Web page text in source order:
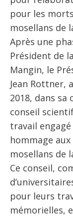
pour les
mosellans de
Après une
Président de
Mangin, le
Jean Rottner,
2018, dans
conseil
travail
hommage
mosellans de
Ce conseil,
pour leurs
mémorielles,